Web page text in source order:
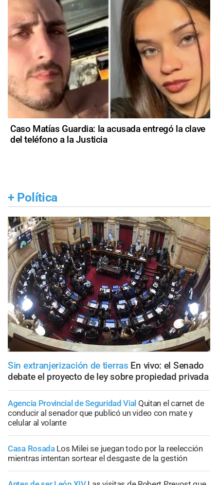
Caso Matías Guardia: la acusada entregó la clave
del teléfono a la Justicia
+ Política
Sin extranjerización de tierras En vivo: el Senado
debate el proyecto de ley sobre propiedad privada
Agencia Provincial de Seguridad Vial Quitan el carnet de
conducir al senador que publicó un video con mate y
celular al volante
Casa Rosada Los Milei se juegan todo por la reelección
mientras intentan sortear el desgaste de la gestión